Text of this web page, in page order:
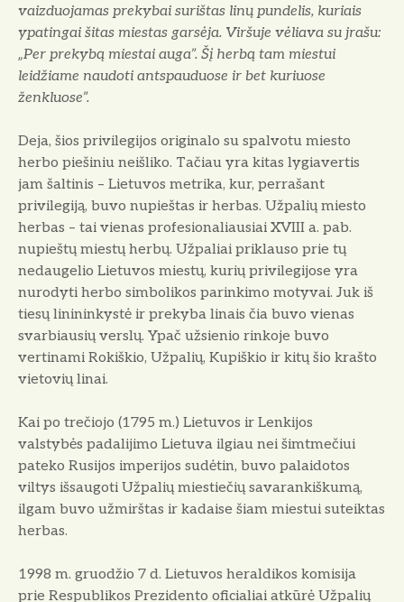
vaizduojamas prekybai surištas linų pundelis, kuriais
ypatingai šitas miestas garsėja. Viršuje vėliava su jrašu:
„Per prekybą miestai auga”. Šį herbą tam miestui
leidžiame naudoti antspauduose ir bet kuriuose
ženkluose”.
Deja, šios privilegijos originalo su spalvotu miesto
herbo piešiniu neišliko. Tačiau yra kitas lygiavertis
jam šaltinis – Lietuvos metrika, kur, perrašant
privilegiją, buvo nupieštas ir herbas. Užpalių miesto
herbas – tai vienas profesionaliausiai XVIII a. pab.
nupieštų miestų herbų. Užpaliai priklauso prie tų
nedaugelio Lietuvos miestų, kurių privilegijose yra
nurodyti herbo simbolikos parinkimo motyvai. Juk iš
tiesų linininkystė ir prekyba linais čia buvo vienas
svarbiausių verslų. Ypač užsienio rinkoje buvo
vertinami Rokiškio, Užpalių, Kupiškio ir kitų šio krašto
vietovių linai.
Kai po trečiojo (1795 m.) Lietuvos ir Lenkijos
valstybės padalijimo Lietuva ilgiau nei šimtmečiui
pateko Rusijos imperijos sudėtin, buvo palaidotos
viltys išsaugoti Užpalių miestiečių savarankiškumą,
ilgam buvo užmirštas ir kadaise šiam miestui suteiktas
herbas.
1998 m. gruodžio 7 d. Lietuvos heraldikos komisija
prie Respublikos Prezidento oficialiai atkūrė Užpalių